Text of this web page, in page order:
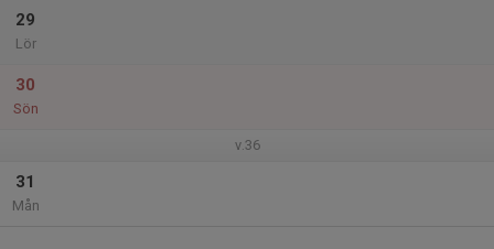
29
Lör
30
Sön
v.36
31
Mån